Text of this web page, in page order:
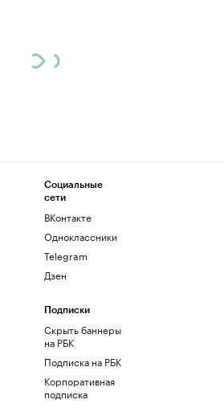
Социальные
сети
ВКонтакте
Одноклассники
Telegram
Дзен
Подписки
Скрыть баннеры
на РБК
Подписка на РБК
Корпоративная
подписка